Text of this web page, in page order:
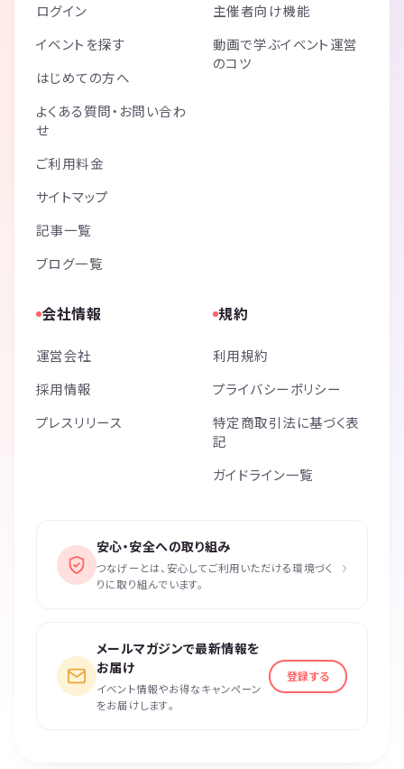
ログイン
イベントを探す
はじめての方へ
よくある質問・お問い合わ
せ
ご利用料金
サイトマップ
記事一覧
ブログ一覧
主催者向け機能
動画で学ぶイベント運営
のコツ
会社情報
運営会社
採用情報
プレスリリース
規約
利用規約
プライバシーポリシー
特定商取引法に基づく表
記
ガイドライン一覧
安心・安全への取り組み
つなげーとは、安心してご利用いただける環境づく
りに取り組んでいます。
›
メールマガジンで最新情報を
お届け
イベント情報やお得なキャンペーン
をお届けします。
登録する